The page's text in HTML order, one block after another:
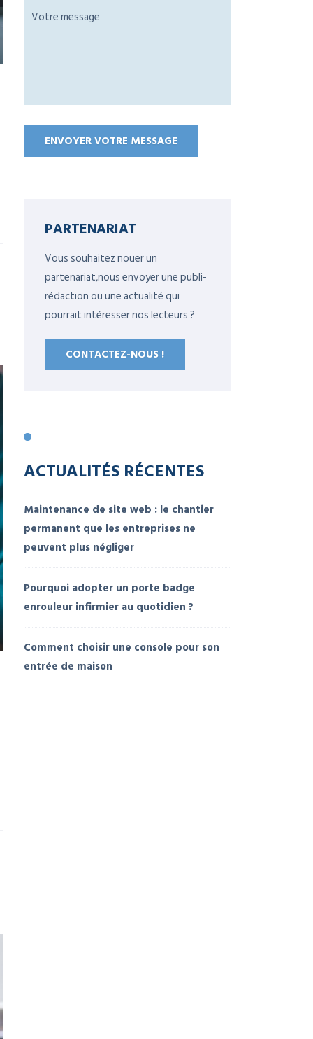
PARTENARIAT
Vous souhaitez nouer un
partenariat,nous envoyer une publi-
rédaction ou une actualité qui
pourrait intéresser nos lecteurs ?
CONTACTEZ-NOUS !
ACTUALITÉS RÉCENTES
Maintenance de site web : le chantier
permanent que les entreprises ne
peuvent plus négliger
Pourquoi adopter un porte badge
enrouleur infirmier au quotidien ?
Comment choisir une console pour son
entrée de maison